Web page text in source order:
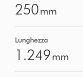
250mm
Lunghezza
1.249mm